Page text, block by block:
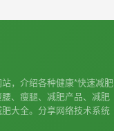
，介绍各种健康*快速减肥
、瘦腿、减肥产品、减肥
大全。分享网络技术系统